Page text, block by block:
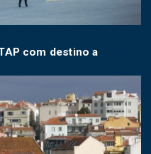
com destino a